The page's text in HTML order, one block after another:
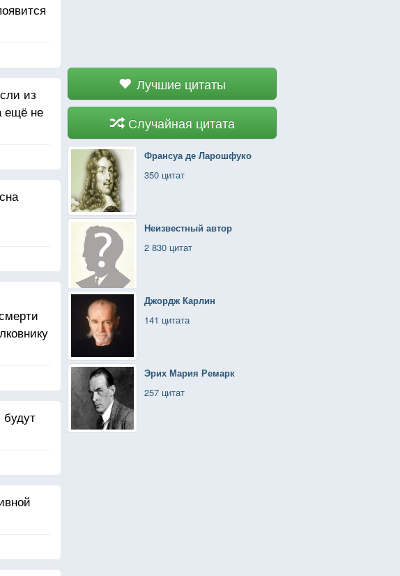
Лучшие цитаты
Случайная цитата
Франсуа де Ларошфуко
350 цитат
Неизвестный автор
2 830 цитат
Джордж Карлин
141 цитата
Эрих Мария Ремарк
257 цитат
из
ещё не
будут